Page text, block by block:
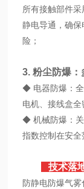
所有接触部件
静电导通，确
险；
3. 粉尘防爆
◆ 电器防爆：全
电机、接线盒全
◆ 机械防爆：
指数控制在安全
技术落
防静电防爆气